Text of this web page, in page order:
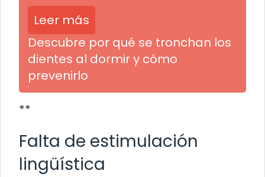
Leer más
Descubre por qué se tronchan los
dientes al dormir y cómo
prevenirlo
**
Falta de estimulación
lingüística